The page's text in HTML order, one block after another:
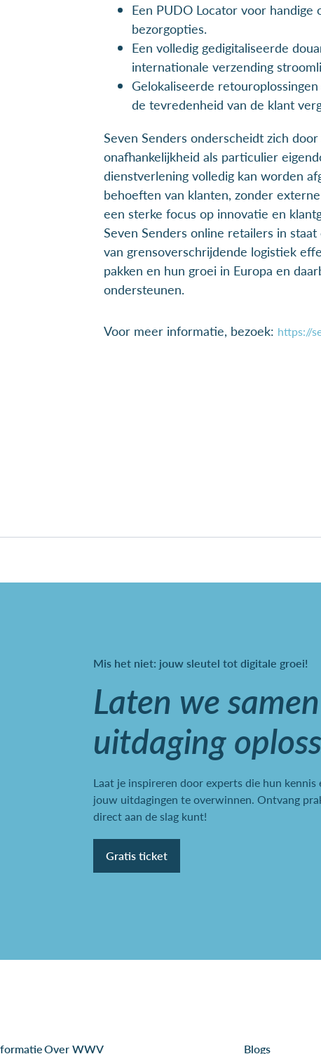
Een PUDO Locator voor handige
bezorgopties.
Een volledig gedigitaliseerde
internationale verzending
Gelokaliseerde
de tevredenheid van de klant
Seven Senders onderscheidt zich door
onafhankelijkheid als particulier
dienstverlening volledig kan worden
behoeften van klanten, zonder
een sterke focus op innovatie en
Seven Senders online retailers in
van grensoverschrijdende logistiek
pakken en hun groei in Europa en
ondersteunen.
Voor meer informatie, bezoek: https://
Mis het niet: jouw sleutel tot digitale groei!
Laten we
uitdaging
Laat je inspireren door experts die hun
jouw uitdagingen te overwinnen. Ontvang
direct aan de slag kunt!
Gratis ticket
Over WWV Blogs